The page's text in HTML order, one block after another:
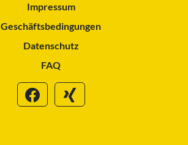
Impressum
Geschäftsbedingungen
Datenschutz
FAQ